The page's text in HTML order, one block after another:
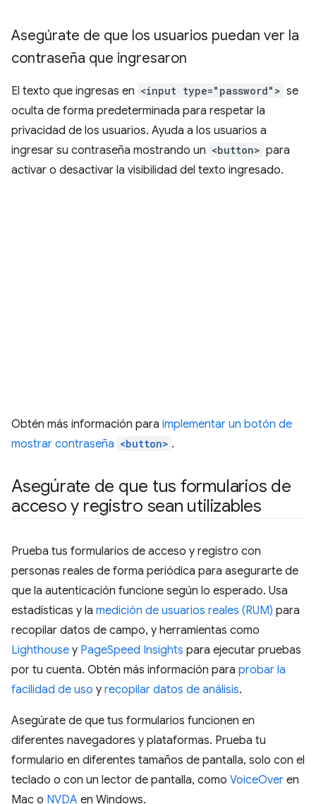
Asegúrate de que los usuarios puedan ver la
contraseña que ingresaron
El texto que ingresas en <input type="password"> se
oculta de forma predeterminada para respetar la
privacidad de los usuarios. Ayuda a los usuarios a
ingresar su contraseña mostrando un <button> para
activar o desactivar la visibilidad del texto ingresado.
Obtén más información para implementar un botón de
mostrar contraseña <button> .
Asegúrate de que tus formularios de
acceso y registro sean utilizables
Prueba tus formularios de acceso y registro con
personas reales de forma periódica para asegurarte de
que la autenticación funcione según lo esperado. Usa
estadísticas y la medición de usuarios reales (RUM) para
recopilar datos de campo, y herramientas como
Lighthouse y PageSpeed Insights para ejecutar pruebas
por tu cuenta. Obtén más información para probar la
facilidad de uso y recopilar datos de análisis.
Asegúrate de que tus formularios funcionen en
diferentes navegadores y plataformas. Prueba tu
formulario en diferentes tamaños de pantalla, solo con el
teclado o con un lector de pantalla, como VoiceOver en
Mac o NVDA en Windows.